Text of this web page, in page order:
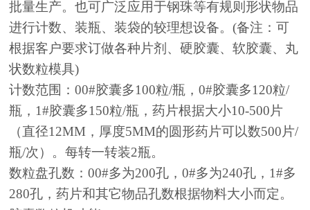
批量生产。也可广泛应用于钢珠等有规则形状物品
进行计数、装瓶、装袋的较理想设备。(备注：可
根据客户要求订做各种片剂、硬胶囊、软胶囊、丸
状数粒模具)
计数范围：00#胶囊多100粒/瓶，0#胶囊多120粒/
瓶，1#胶囊多150粒/瓶，药片根据大小10-500片
（直径12MM，厚度5MM的圆形药片可以数500片/
瓶/次）。每转一转装2瓶。
数粒盘孔数：00#多为200孔，0#多为240孔，1#多
280孔，药片和其它物品孔数根据物料大小而定。